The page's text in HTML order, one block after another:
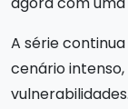
A série
cenário
vulnerabilidades.